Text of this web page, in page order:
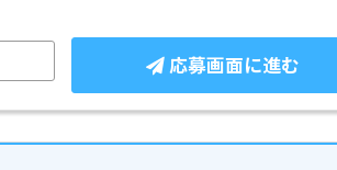
応募画面に進む